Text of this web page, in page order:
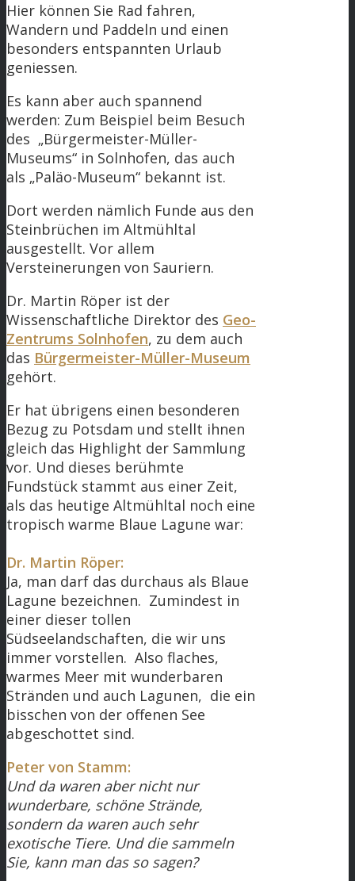
Hier können Sie Rad fahren,
Wandern und Paddeln und einen
besonders entspannten Urlaub
geniessen.
Es kann aber auch spannend
werden: Zum Beispiel beim Besuch
des „Bürgermeister-Müller-
Museums“ in Solnhofen, das auch
als „Paläo-Museum“ bekannt ist.
Dort werden nämlich Funde aus den
Steinbrüchen im Altmühltal
ausgestellt. Vor allem
Versteinerungen von Sauriern.
Dr. Martin Röper ist der
Wissenschaftliche Direktor des Geo-
Zentrums Solnhofen, zu dem auch
das Bürgermeister-Müller-Museum
gehört.
Er hat übrigens einen besonderen
Bezug zu Potsdam und stellt ihnen
gleich das Highlight der Sammlung
vor. Und dieses berühmte
Fundstück stammt aus einer Zeit,
als das heutige Altmühltal noch eine
tropisch warme Blaue Lagune war:
Dr. Martin Röper:
Ja, man darf das durchaus als Blaue
Lagune bezeichnen. Zumindest in
einer dieser tollen
Südseelandschaften, die wir uns
immer vorstellen. Also flaches,
warmes Meer mit wunderbaren
Stränden und auch Lagunen, die ein
bisschen von der offenen See
abgeschottet sind.
Peter von Stamm:
Und da waren aber nicht nur
wunderbare, schöne Strände,
sondern da waren auch sehr
exotische Tiere. Und die sammeln
Sie, kann man das so sagen?